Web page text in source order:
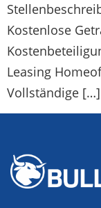
Kostenlose
Leasing
Vollständige […]